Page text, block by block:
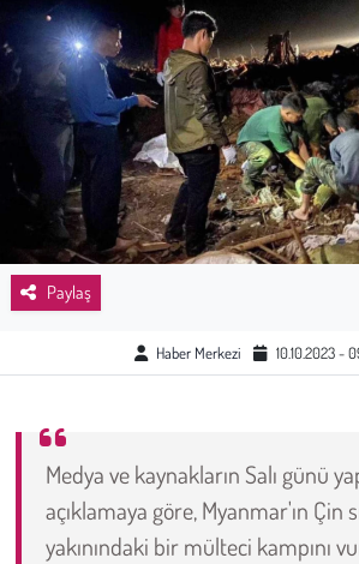
Paylaş
Haber Merkezi 10.10.2023 -
Medya ve kaynakların Salı günü
açıklamaya göre, Myanmar'ın Çin
yakınındaki bir mülteci kampını
Sağlık
Kadın
Emek
Spor
Çocuk
Bilim - Teknoloji
İnsan Hakları
Hayvan Hakları